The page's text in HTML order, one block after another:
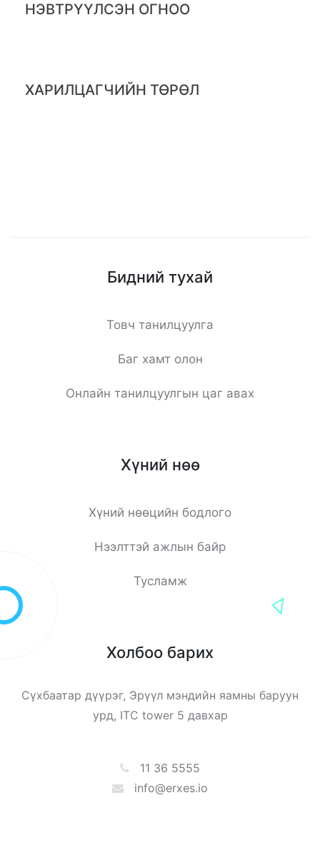
НЭВТРҮҮЛСЭН ОГНОО
ХАРИЛЦАГЧИЙН ТӨРӨЛ
Бидний тухай
Товч танилцуулга
Баг хамт олон
Онлайн танилцуулгын цаг авах
Хүний нөө
Хүний нөөцийн бодлого
Нээлттэй ажлын байр
Тусламж
Холбоо барих
Сүхбаатар дүүрэг, Эрүүл мэндийн яамны баруун
урд, ITC tower 5 давхар
11 36 5555
info@erxes.io